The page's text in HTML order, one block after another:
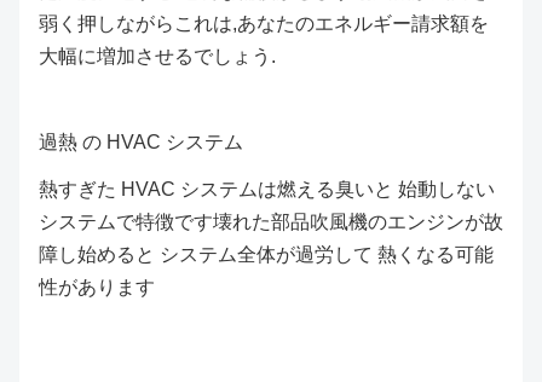
弱く押しながらこれは,あなたのエネルギー請求額を
大幅に増加させるでしょう.
過熱 の HVAC システム
熱すぎた HVAC システムは燃える臭いと 始動しない
システムで特徴です壊れた部品吹風機のエンジンが故
障し始めると システム全体が過労して 熱くなる可能
性があります